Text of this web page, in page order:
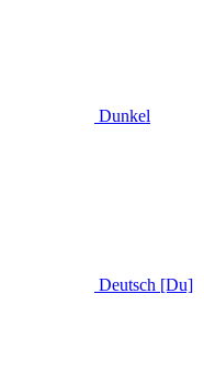
Dunkel
Deutsch [Du]